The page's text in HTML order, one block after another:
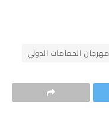
مهرجان الحمامات الدولي